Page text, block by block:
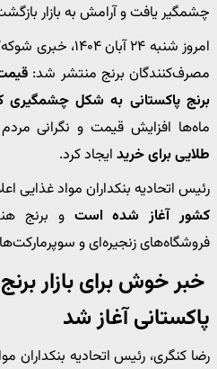
چشمگیر یافت و آرامش به بازار
امروز شنبه ۲۴
مصرف‌کنندگان برنج منتشر شد:
برنج پاکستانی به شکل
ماه‌ها افزایش قیمت و نگرانی مردم
طلایی برای خرید ایجاد کرد.
رئیس اتحادیه بنکداران مواد غذایی
کشور آغاز شده است و برنج
فروشگاه‌های زنجیره‌ای و
خبر خوش برای بازار
پاکستانی آغاز شد
رضا کنگری، رئیس اتحادیه بنکداران